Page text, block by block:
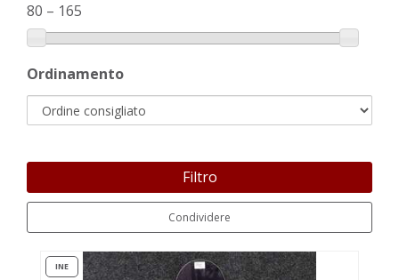
80 – 165
Ordinamento
Filtro
Condividere
INE